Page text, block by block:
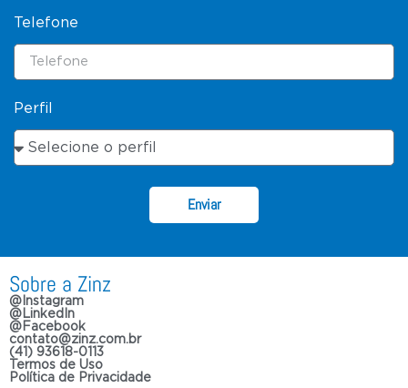
Telefone
Perfil
Enviar
Sobre a Zinz
@Instagram
@LinkedIn
@Facebook
contato@zinz.com.br
(41) 93618-0113
Termos de Uso
Política de Privacidade